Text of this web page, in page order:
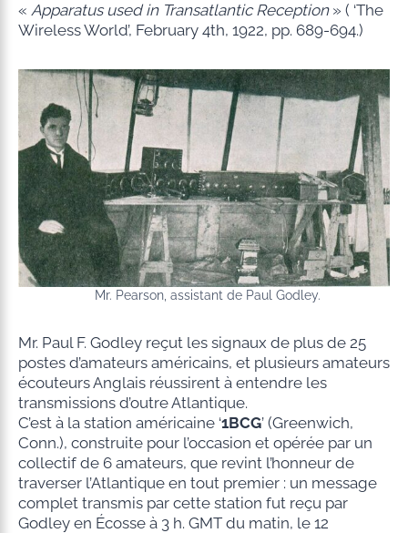
« Apparatus used in Transatlantic Reception» ( ‘The
Wireless World’, February 4th, 1922, pp. 689-694.)
Mr. Pearson, assistant de Paul Godley.
Mr. Paul F. Godley reçut les signaux de plus de 25
postes d’amateurs américains, et plusieurs amateurs
écouteurs Anglais réussirent à entendre les
transmissions d’outre Atlantique.
C’est à la station américaine ‘1BCG’ (Greenwich,
Conn.), construite pour l’occasion et opérée par un
collectif de 6 amateurs, que revint l’honneur de
traverser l’Atlantique en tout premier : un message
complet transmis par cette station fut reçu par
Godley en Écosse à 3 h. GMT du matin, le 12